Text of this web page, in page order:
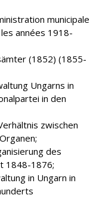
municipale
années 1918-
(1852) (1855-
Ungarns in
in den
zwischen
des
1848-1876;
in Ungarn in